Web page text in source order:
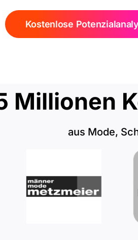
Kostenlose
Millionen
aus Mode,